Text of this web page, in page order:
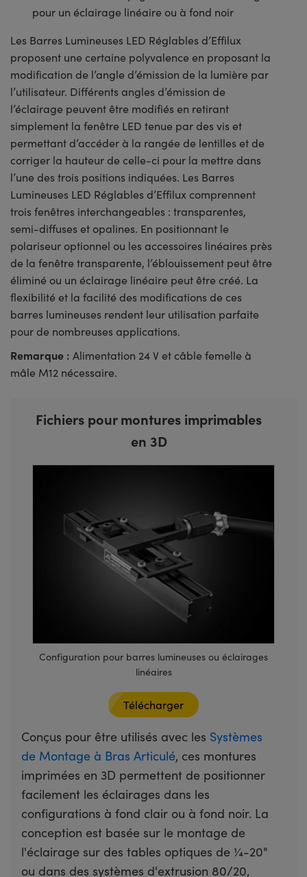
pour un éclairage linéaire ou à fond noir
Les Barres Lumineuses LED Réglables d’Effilux
proposent une certaine polyvalence en proposant la
modification de l’angle d’émission de la lumière par
l’utilisateur. Différents angles d’émission de
l’éclairage peuvent être modifiés en retirant
simplement la fenêtre LED tenue par des vis et
permettant d’accéder à la rangée de lentilles et de
corriger la hauteur de celle-ci pour la mettre dans
l’une des trois positions indiquées. Les Barres
Lumineuses LED Réglables d’Effilux comprennent
trois fenêtres interchangeables : transparentes,
semi-diffuses et opalines. En positionnant le
polariseur optionnel ou les accessoires linéaires près
de la fenêtre transparente, l’éblouissement peut être
éliminé ou un éclairage linéaire peut être créé. La
flexibilité et la facilité des modifications de ces
barres lumineuses rendent leur utilisation parfaite
pour de nombreuses applications.
Remarque : Alimentation 24 V et câble femelle à
mâle M12 nécessaire.
Fichiers pour montures imprimables
en 3D
Configuration pour barres lumineuses ou éclairages
linéaires
Télécharger
Conçus pour être utilisés avec les Systèmes
de Montage à Bras Articulé, ces montures
imprimées en 3D permettent de positionner
facilement les éclairages dans les
configurations à fond clair ou à fond noir. La
conception est basée sur le montage de
l'éclairage sur des tables optiques de ¼-20"
ou dans des systèmes d'extrusion 80/20,